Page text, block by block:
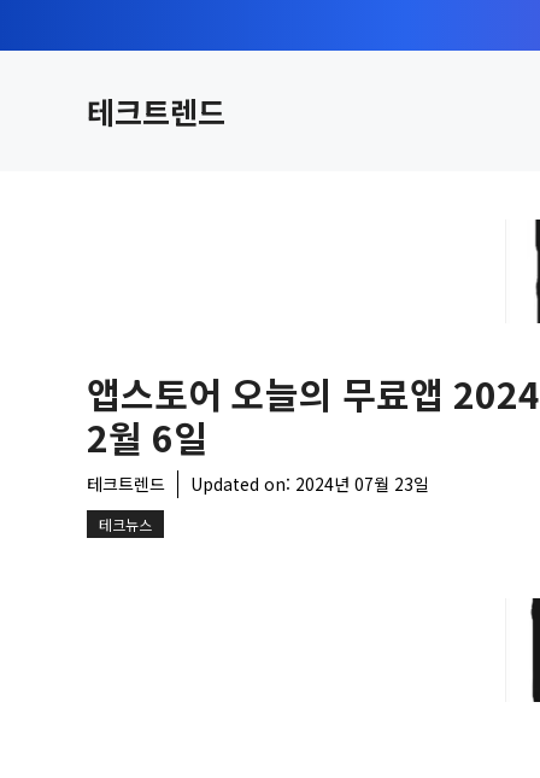
텐
테크트렌드
앱스토어 오늘의 무료앱
2월 6일
테크트렌드 Updated on: 2024년 07월 23일
테크뉴스